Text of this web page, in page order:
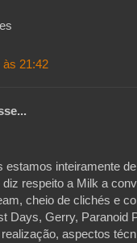
às 21:42
estamos inteiramente
diz respeito a Milk a
cheio de clichés e
Days, Gerry, Paranoid
aspectos